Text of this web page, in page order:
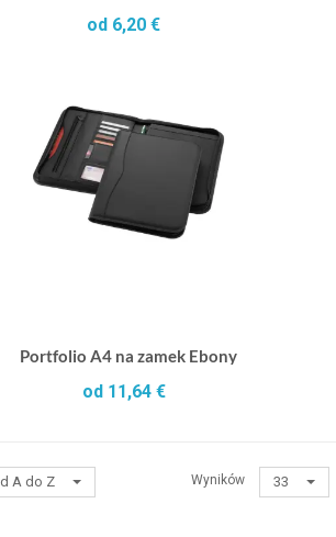
od 6,20 €
Portfolio A4 na zamek Ebony
od 11,64 €
A do Z Wyników 33